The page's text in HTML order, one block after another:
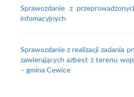
Sprawozdanie z
infomacyjnych
Sprawozdanie z realizacji zadania
zawierających azbest z terenu
– gmina Cewice